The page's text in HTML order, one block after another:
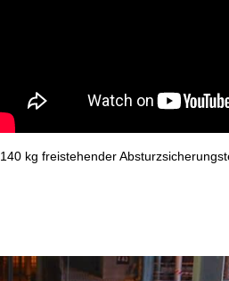
140 kg freistehender